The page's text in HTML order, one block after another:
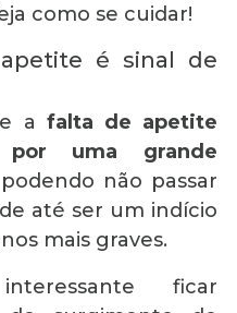
como se cuidar!
é sinal de
a falta de apetite
uma grande
não passar
até ser um indício
mais graves.
ficar